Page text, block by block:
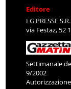
Editore
LG PRESSE
via Festaz, 52
Settimanale
9/2002